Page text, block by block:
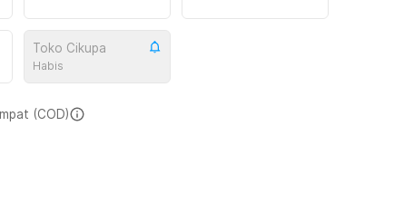
Toko Cikupa
Habis
(COD)